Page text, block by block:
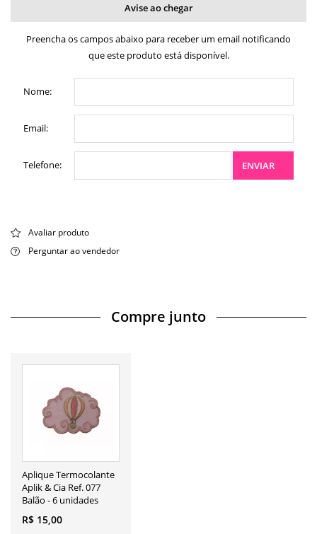
Avise ao chegar
Preencha os campos abaixo para receber um email notificando
que este produto está disponível.
Nome:
Email:
Telefone: ENVIAR
Avaliar produto
Perguntar ao vendedor
Compre junto
Aplique Termocolante
Aplik & Cia Ref. 077
Balão - 6 unidades
R$ 15,00